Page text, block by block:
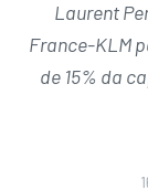
Laurent
France-KLM
de 15% da